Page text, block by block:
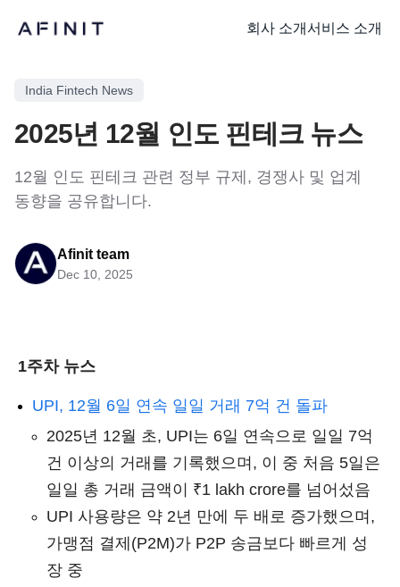
회사 소개서비스 소개
India Fintech News
2025년 12월 인도 핀테크 뉴스
12월 인도 핀테크 관련 정부 규제, 경쟁사 및 업계
동향을 공유합니다.
Afinit team
Dec 10, 2025
1주차 뉴스
UPI, 12월 6일 연속 일일 거래 7억 건 돌파
2025년 12월 초, UPI는 6일 연속으로 일일 7억
건 이상의 거래를 기록했으며, 이 중 처음 5일은
일일 총 거래 금액이 ₹1 lakh crore를 넘어섰음
UPI 사용량은 약 2년 만에 두 배로 증가했으며,
가맹점 결제(P2M)가 P2P 송금보다 빠르게 성
장 중